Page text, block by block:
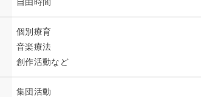
個別療育
音楽療法
創作活動など
集団活動